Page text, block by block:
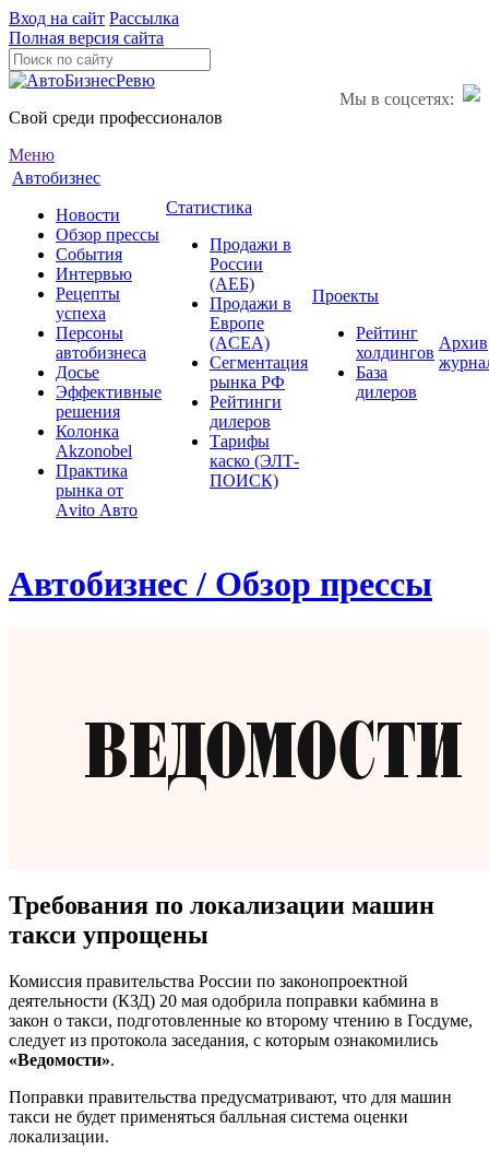
Вход на сайт Рассылка
Полная версия сайта
Мы в соцсетях:
Свой среди профессионалов
Меню
Автобизнес
Новости
Обзор прессы
События
Интервью
Рецепты
успеха
Персоны
автобизнеса
Досье
Эффективные
решения
Колонка
Akzonobel
Практика
рынка от
Аvito Авто
Статистика
Продажи в
России
(АЕБ)
Продажи в
Европе
(ACEA)
Сегментация
рынка РФ
Рейтинги
дилеров
Тарифы
каско (ЭЛТ-
ПОИСК)
Проекты
Рейтинг
холдингов
База
дилеров
Архив
Автобизнес / Обзор прессы
Требования по локализации машин
такси упрощены
Комиссия правительства России по законопроектной
деятельности (КЗД) 20 мая одобрила поправки кабмина в
закон о такси, подготовленные ко второму чтению в Госдуме,
следует из протокола заседания, с которым ознакомились
«Ведомости».
Поправки правительства предусматривают, что для машин
такси не будет применяться балльная система оценки
локализации.